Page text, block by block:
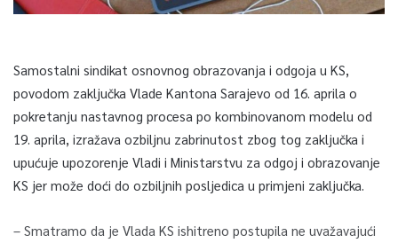
Samostalni sindikat osnovnog obrazovanja i odgoja u KS,
povodom zaključka Vlade Kantona Sarajevo od 16. aprila o
pokretanju nastavnog procesa po kombinovanom modelu od
19. aprila, izražava ozbiljnu zabrinutost zbog tog zaključka i
upućuje upozorenje Vladi i Ministarstvu za odgoj i obrazovanje
KS jer može doći do ozbiljnih posljedica u primjeni zaključka.
– Smatramo da je Vlada KS ishitreno postupila ne uvažavajući